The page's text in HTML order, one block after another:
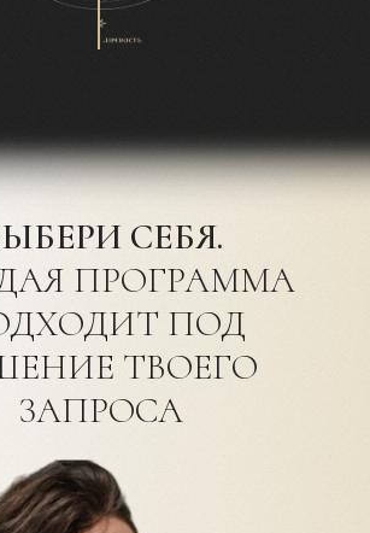
СЕБЯ.
ПРОГРАММА
ПОД
ТВОЕГО
ЗАПРОСА